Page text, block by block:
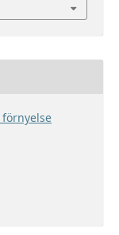
förnyelse